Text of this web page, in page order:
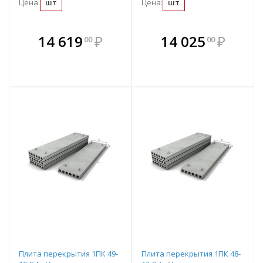
Цена: шт
14 619 00 ₽
В комплекте
всегда выгоднее!
Цена: шт
В комплекте
всегда выгоднее!
14 025 00 ₽
Плита перекрытия 1ПК 49-
Плита перекрытия 1ПК 48-